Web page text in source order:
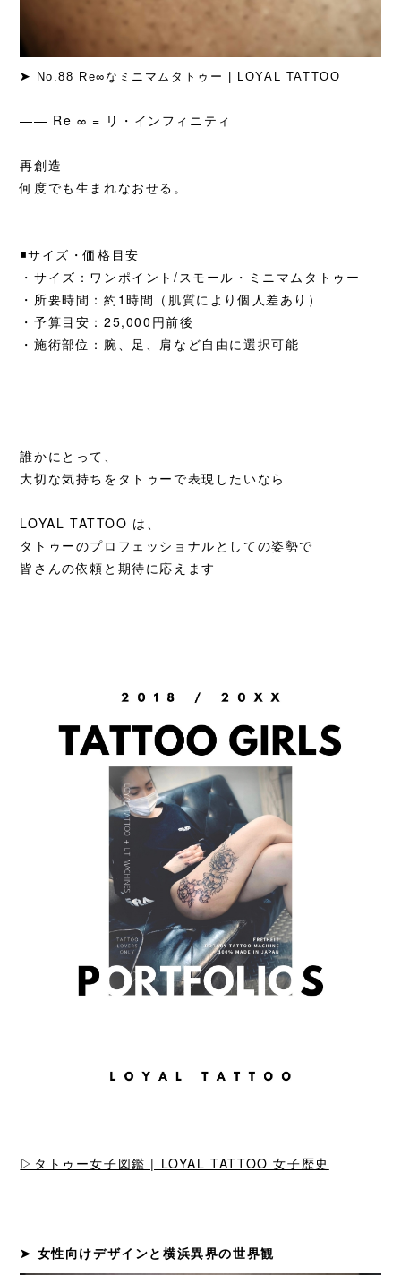
➤ No.88 Re∞なミニマムタトゥー | LOYAL TATTOO
—— Re ∞ = リ・インフィニティ
再創造
何度でも 生まれなおせる。
◾️サイズ・価格目安
・サイズ：ワンポイント/スモール・ミニマムタトゥー
・所要時間：約1時間（肌質により個人差あり）
・予算目安：25,000円前後
・施術部位：腕、足、肩など自由に選択可能
誰かにとって、
大切な気持ちをタトゥーで表現したいなら
LOYAL TATTOO は、
タトゥーのプロフェッショナルとしての姿勢で
皆さんの依頼と期待に応えます
▷タトゥー女子図鑑 | LOYAL TATTOO 女子歴史
➤ 女性向けデザインと横浜異界の世界観